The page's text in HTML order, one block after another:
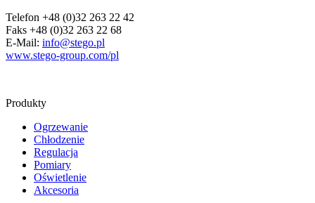
Telefon +48 (0)32 263 22 42
Faks +48 (0)32 263 22 68
E-Mail: info@stego.pl
www.stego-group.com/pl
Produkty
Ogrzewanie
Chłodzenie
Regulacja
Pomiary
Oświetlenie
Akcesoria